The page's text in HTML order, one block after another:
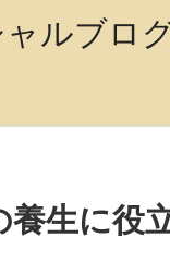
養生に役